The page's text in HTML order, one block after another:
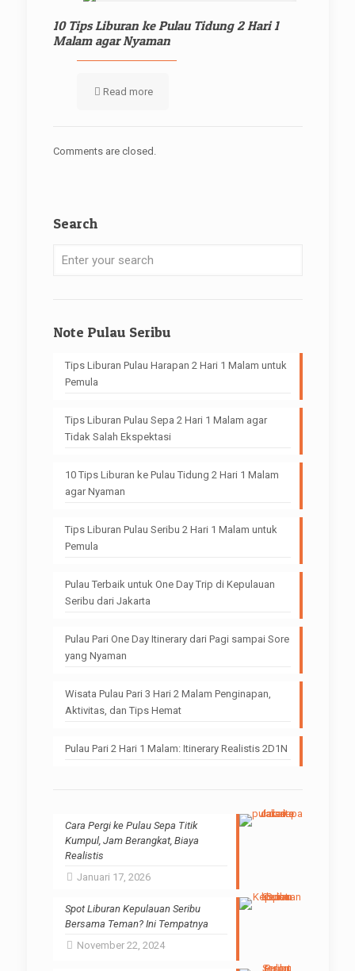
10 Tips Liburan ke Pulau Tidung 2 Hari 1
Malam agar Nyaman
Read more
Comments are closed.
Search
Note Pulau Seribu
Tips Liburan Pulau Harapan 2 Hari 1 Malam untuk
Pemula
Tips Liburan Pulau Sepa 2 Hari 1 Malam agar
Tidak Salah Ekspektasi
10 Tips Liburan ke Pulau Tidung 2 Hari 1 Malam
agar Nyaman
Tips Liburan Pulau Seribu 2 Hari 1 Malam untuk
Pemula
Pulau Terbaik untuk One Day Trip di Kepulauan
Seribu dari Jakarta
Pulau Pari One Day Itinerary dari Pagi sampai Sore
yang Nyaman
Wisata Pulau Pari 3 Hari 2 Malam Penginapan,
Aktivitas, dan Tips Hemat
Pulau Pari 2 Hari 1 Malam: Itinerary Realistis 2D1N
Cara Pergi ke Pulau Sepa Titik
Kumpul, Jam Berangkat, Biaya
Realistis
Januari 17, 2026
Spot Liburan Kepulauan Seribu
Bersama Teman? Ini Tempatnya
November 22, 2024